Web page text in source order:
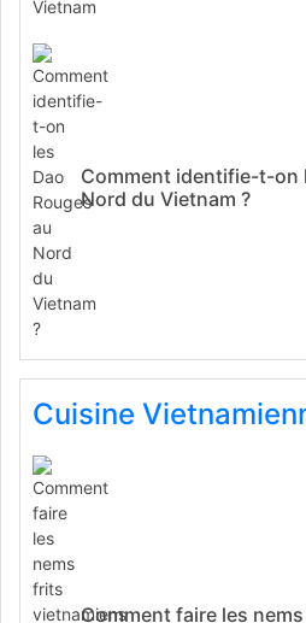
Comment identifie-t-on
Nord du Vietnam ?
Cuisine
Comment faire les